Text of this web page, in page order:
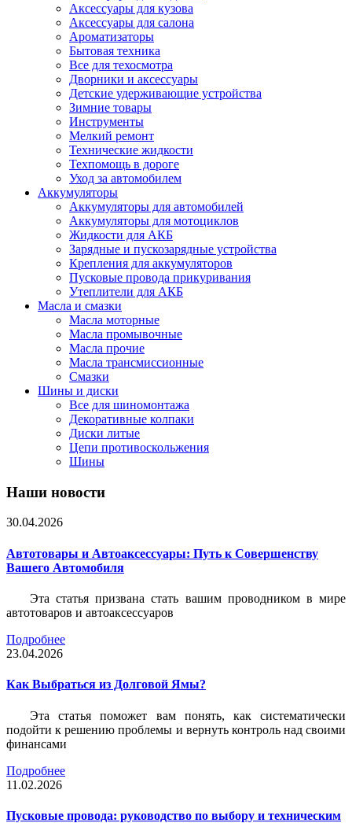
Аксессуары для кузова
Аксессуары для салона
Ароматизаторы
Бытовая техника
Все для техосмотра
Дворники и аксессуары
Детские удерживающие устройства
Зимние товары
Инструменты
Мелкий ремонт
Технические жидкости
Техпомощь в дороге
Уход за автомобилем
Аккумуляторы
Аккумуляторы для автомобилей
Аккумуляторы для мотоциклов
Жидкости для АКБ
Зарядные и пускозарядные устройства
Крепления для аккумуляторов
Пусковые провода прикуривания
Утеплители для АКБ
Масла и смазки
Масла моторные
Масла промывочные
Масла прочие
Масла трансмиссионные
Смазки
Шины и диски
Все для шиномонтажа
Декоративные колпаки
Диски литые
Цепи противоскольжения
Шины
Наши новости
30.04.2026
Автотовары и Автоаксессуары: Путь к Совершенству
Вашего Автомобиля
Эта статья призвана стать вашим проводником в мире
автотоваров и автоаксессуаров
Подробнее
23.04.2026
Как Выбраться из Долговой Ямы?
Эта статья поможет вам понять, как систематически
подойти к решению проблемы и вернуть контроль над своими
финансами
Подробнее
11.02.2026
Пусковые провода: руководство по выбору и техническим